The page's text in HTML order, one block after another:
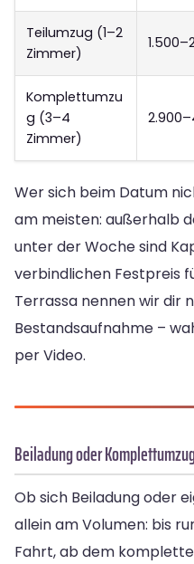
Teilumzug (1–2
Zimmer)
Komplettumzu
g (3–4
Zimmer)
Wer sich beim Datum
am meisten: außerhalb
unter der Woche sind
verbindlichen Festpreis
Terrassa nennen wir dir
Bestandsaufnahme –
per Video.
Beiladung oder
Ob sich Beiladung oder
allein am Volumen: bis
Fahrt, ab dem